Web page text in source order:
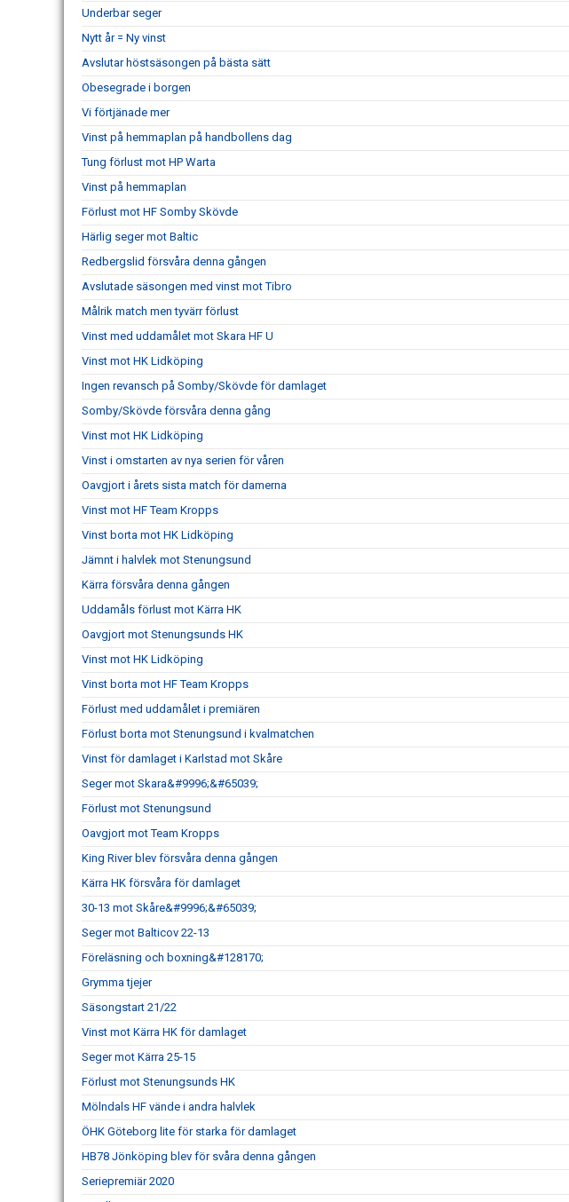
Underbar seger
Nytt år = Ny vinst
Avslutar höstsäsongen på bästa sätt
Obesegrade i borgen
Vi förtjänade mer
Vinst på hemmaplan på handbollens dag
Tung förlust mot HP Warta
Vinst på hemmaplan
Förlust mot HF Somby Skövde
Härlig seger mot Baltic
Redbergslid försvåra denna gången
Avslutade säsongen med vinst mot Tibro
Målrik match men tyvärr förlust
Vinst med uddamålet mot Skara HF U
Vinst mot HK Lidköping
Ingen revansch på Somby/Skövde för damlaget
Somby/Skövde försvåra denna gång
Vinst mot HK Lidköping
Vinst i omstarten av nya serien för våren
Oavgjort i årets sista match för damerna
Vinst mot HF Team Kropps
Vinst borta mot HK Lidköping
Jämnt i halvlek mot Stenungsund
Kärra försvåra denna gången
Uddamåls förlust mot Kärra HK
Oavgjort mot Stenungsunds HK
Vinst mot HK Lidköping
Vinst borta mot HF Team Kropps
Förlust med uddamålet i premiären
Förlust borta mot Stenungsund i kvalmatchen
Vinst för damlaget i Karlstad mot Skåre
Seger mot Skara&#9996;&#65039;
Förlust mot Stenungsund
Oavgjort mot Team Kropps
King River blev försvåra denna gången
Kärra HK försvåra för damlaget
30-13 mot Skåre&#9996;&#65039;
Seger mot Balticov 22-13
Föreläsning och boxning&#128170;
Grymma tjejer
Säsongstart 21/22
Vinst mot Kärra HK för damlaget
Seger mot Kärra 25-15
Förlust mot Stenungsunds HK
Mölndals HF vände i andra halvlek
ÖHK Göteborg lite för starka för damlaget
HB78 Jönköping blev för svåra denna gången
Seriepremiär 2020